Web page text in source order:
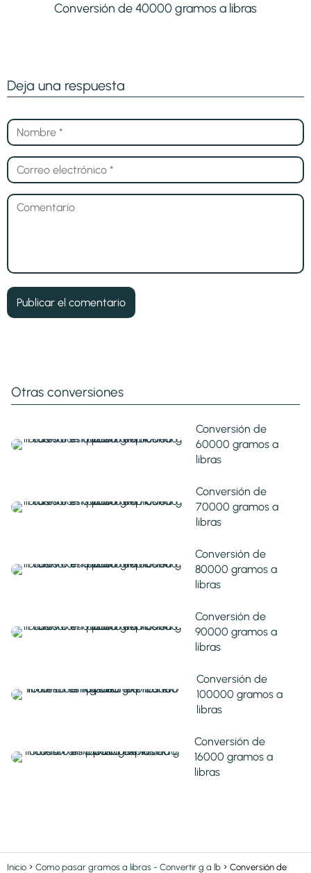
Conversión de 40000 gramos a libras
Deja una respuesta
Otras conversiones
Conversión de
60000 gramos a
libras
Conversión de
70000 gramos a
libras
Conversión de
80000 gramos a
libras
Conversión de
90000 gramos a
libras
Conversión de
100000 gramos a
libras
Conversión de
16000 gramos a
libras
Inicio Como pasar gramos a libras - Convertir g a lb
Conversión de